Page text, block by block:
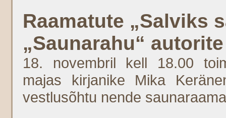
Raamatute „Salviks
„Saunarahu“
18. novembril kell 18.00
majas kirjanike Mika
vestlusõhtu nende